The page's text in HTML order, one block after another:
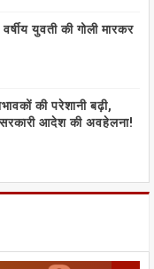
युवती की गोली मारकर
की परेशानी बढ़ी,
आदेश की अवहेलना!